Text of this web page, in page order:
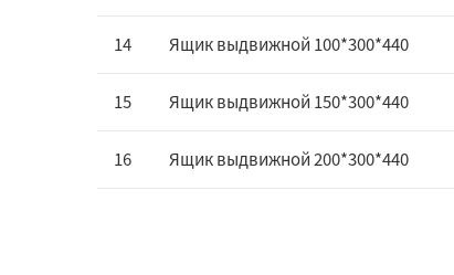
14 Ящик выдвижной 100*300*440
15 Ящик выдвижной 150*300*440
16 Ящик выдвижной 200*300*440